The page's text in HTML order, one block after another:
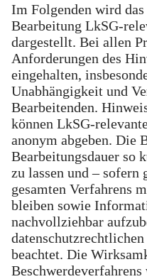
Im Folgenden wird
Bearbeitung LkSG-
dargestellt. Bei allen
Anforderungen des
eingehalten,
Unabhängigkeit und
Bearbeitenden.
können LkSG-
anonym abgeben. Die
Bearbeitungsdauer so
zu lassen und – sofern
gesamten Verfahrens
bleiben sowie
nachvollziehbar
beachtet. Die